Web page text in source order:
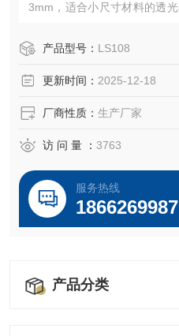
3mm，适合小尺寸材料的透
数据精准。
产品型号： LS108
更新时间： 2025-12-18
厂商性质： 生产厂家
访 问 量 ： 3763
服务热线
产品分类